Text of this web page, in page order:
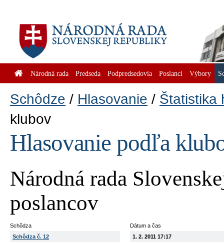
Národná rada Predseda Podpredsedovia Poslanci Výbory
Schôdze Hlasovanie
Štatistika
klubov
Hlasovanie podľa
Národná rada
poslancov
Schôdza
Schôdza č. 12
Dátum a čas
1. 2. 2011 17:17